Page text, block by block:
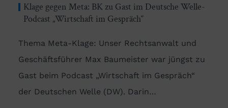
Klage gegen Meta: BK zu Gast im Deutsche Welle-
Podcast „Wirtschaft im Gespräch“
Thema Meta-Klage: Unser Rechtsanwalt und
Geschäftsführer Max Baumeister war jüngst zu
Gast beim Podcast „Wirtschaft im Gespräch“
der Deutschen Welle (DW). Darin…